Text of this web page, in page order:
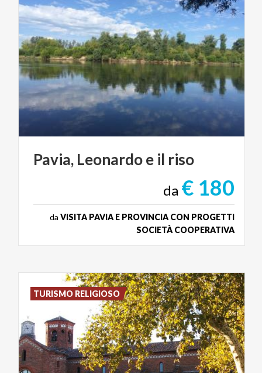
Pavia, Leonardoe il riso
da € 180
da VISITA PAVIA E PROVINCIA CON PROGETTI
SOCIETÀ COOPERATIVA
TURISMO RELIGIOSO